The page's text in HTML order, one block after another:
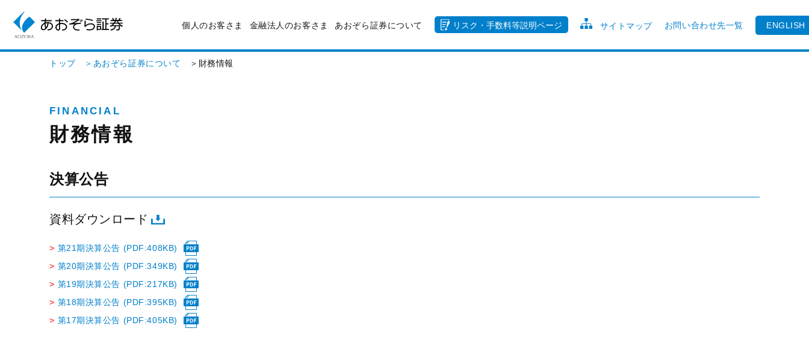
個人のお客さま 金融法人のお客さま あおぞら証券について リスク・手数料等説明ページ サイトマップ お問い合わせ先一覧 ENGLISH
トップ＞あおぞら証券について ＞財務情報
FINANCIAL
財務情報
決算公告
資料ダウンロード
> 第21期決算公告 (PDF:408KB)
> 第20期決算公告 (PDF:349KB)
> 第19期決算公告 (PDF:217KB)
> 第18期決算公告 (PDF:395KB)
> 第17期決算公告 (PDF:405KB)